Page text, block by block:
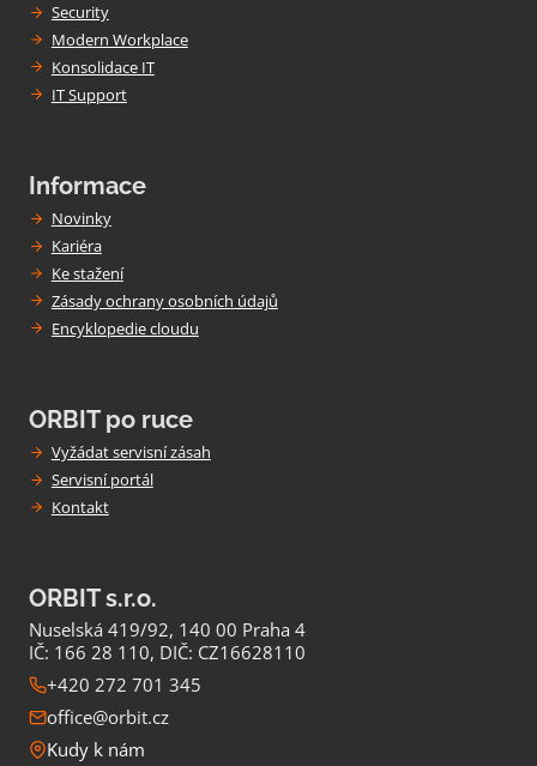
Security
Modern Workplace
Konsolidace IT
IT Support
Informace
Novinky
Kariéra
Ke stažení
Zásady ochrany osobních údajů
Encyklopedie cloudu
ORBIT po ruce
Vyžádat servisní zásah
Servisní portál
Kontakt
ORBIT s.r.o.
Nuselská 419/92, 140 00 Praha 4
IČ: 166 28 110, DIČ: CZ16628110
+420 272 701 345
office@orbit.cz
Kudy k nám